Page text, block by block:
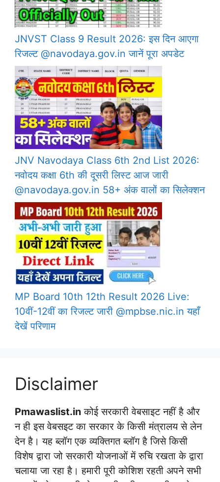
JNVST Class 9 Result 2026: इस दिन आएगा
रिजल्ट @navodaya.gov.in जानें पूरा अपडेट
JNV Navodaya Class 6th 2nd List 2026:
नवोदय कक्षा 6th की दूसरी लिस्ट आज जारी
@navodaya.gov.in 58+ अंक वालों का सिलेक्शन
MP Board 10th 12th Result 2026 Live:
10वीं-12वीं का रिजल्ट जारी @mpbse.nic.in यहाँ
देखें परिणाम
Disclaimer
Pmawaslist.in कोई सरकारी वेबसाइट नहीं है और
न ही इस वेबसइट का सरकार के किसी मंत्रालय से लेन
देन है। यह ब्लॉग एक व्यक्तिगत ब्लॉग है जिसे किसी
विशेष द्वारा जो सरकारी योजनाओं में रुचि रखता के द्वारा
चलाया जा रहा है। हमारी पूरी कोशिश रहती अपने सभी